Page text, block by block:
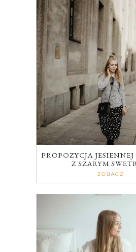
PROPOZYCJA
Z SZARYM
ZOBACZ